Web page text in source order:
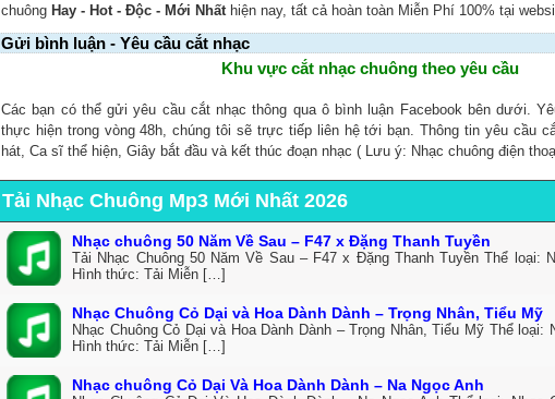
chuông Hay - Hot - Độc - Mới Nhấthiện nay, tất cả hoàn toàn Miễn Phí 100% tại
Gửi bình luận - Yêu cầu cắt nhạc
Khu vực cắt nhạc chuông theo yêu cầu
Các bạn có thể gửi yêu cầu cắt nhạc thông qua ô bình luận Facebook bên dưới.
thực hiện trong vòng 48h, chúng tôi sẽ trực tiếp liên hệ tới bạn. Thông tin yêu cầu
hát, Ca sĩ thể hiện, Giây bắt đầu và kết thúc đoạn nhạc ( Lưu ý: Nhạc chuông điện
Tải Nhạc Chuông Mp3 Mới Nhất 2026
Nhạc chuông 50 Năm Về Sau – F47 x Đặng Thanh Tuyền
Tải Nhạc Chuông 50 Năm Về Sau – F47 x Đặng Thanh Tuyền Thể loại:
Hình thức: Tải Miễn […]
Nhạc Chuông Cỏ Dại và Hoa Dành Dành – Trọng Nhân, Tiểu Mỹ
Nhạc Chuông Cỏ Dại và Hoa Dành Dành – Trọng Nhân, Tiểu Mỹ Thể loại:
Hình thức: Tải Miễn […]
Nhạc chuông Cỏ Dại Và Hoa Dành Dành – Na Ngọc Anh